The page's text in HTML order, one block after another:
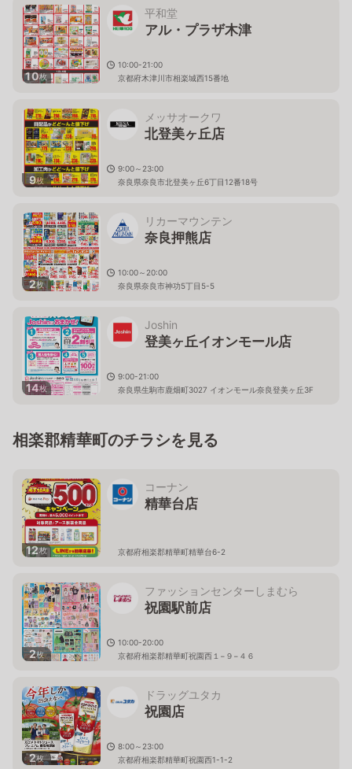
10枚
平和堂
アル・プラザ木津
10:00-21:00
京都府木津川市相楽城西15番地
9枚
メッサオークワ
北登美ヶ丘店
9:00～23:00
奈良県奈良市北登美ヶ丘6丁目12番18号
2枚
リカーマウンテン
奈良押熊店
10:00～20:00
奈良県奈良市神功5丁目5-5
14枚
Joshin
登美ヶ丘イオンモール店
9:00-21:00
奈良県生駒市鹿畑町3027 イオンモール奈良登美ヶ丘3F
相楽郡精華町のチラシを見る
12枚
コーナン
精華台店
京都府相楽郡精華町精華台6-2
2枚
ファッションセンターしまむら
祝園駅前店
10:00-20:00
京都府相楽郡精華町祝園西１−９−４６
2枚
ドラッグユタカ
祝園店
8:00～23:00
京都府相楽郡精華町祝園西1-1-2